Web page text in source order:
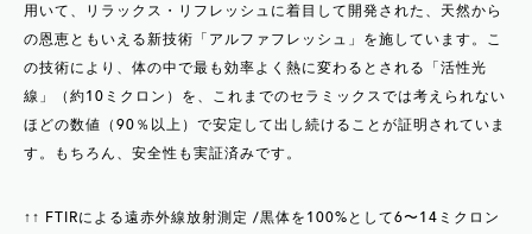
用いて、リラックス・リフレッシュに着目して開発された、天然から
の恩恵ともいえる新技術「アルファフレッシュ」を施しています。こ
の技術により、体の中で最も効率よく熱に変わるとされる「活性光
線」（約10ミクロン）を、これまでのセラミックスでは考えられない
ほどの数値（90％以上）で安定して出し続けることが証明されていま
す。もちろん、安全性も実証済みです。
↑↑ FTIRによる遠赤外線放射測定 /黒体を100%として6〜14ミクロン